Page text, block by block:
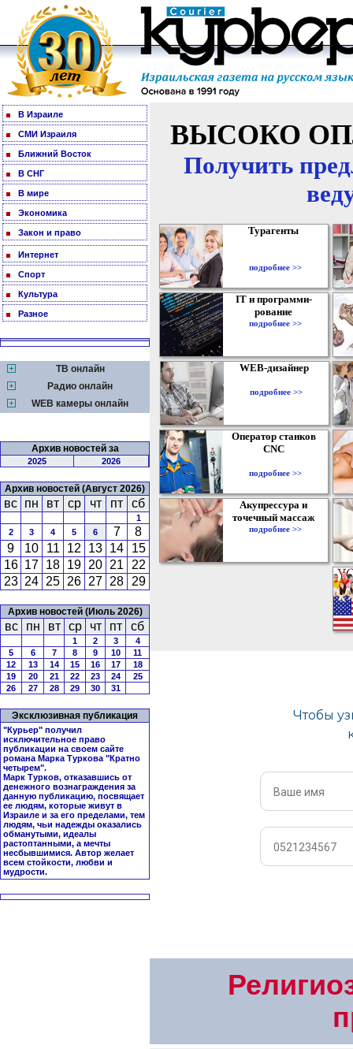
В Израиле
СМИ Израиля
Ближний Восток
В СНГ
В мире
Экономика
Закон и право
Интернет
Спорт
Культура
Разное
ТВ онлайн
Радио онлайн
WEB камеры онлайн
Архив новостей за
2025 2026
Архив новостей (Август 2026)
вс пн вт ср чт пт сб
1
2
3 4 5 6 7
8
9
10 11 12 13 14
15
16 17 18 19 20 21
22
23 24 25 26 27 28 29
Архив новостей (Июль 2026)
вс пн вт ср чт пт сб
1 2 3
4
5
6 7 8 9 10
11
12
13 14 15 16 17
18
19
20 21 22 23 24
25
26
27 28 29 30 31
Эксклюзивная публикация
"Курьер" получил
исключительное право
публикации на своем сайте
романа Марка Туркова "Кратно
четырем".
Марк Турков, отказавшись от
денежного вознаграждения за
данную публикацию, посвящает
ее людям, которые живут в
Израиле и за его пределами, тем
людям, чьи надежды оказались
обманутыми, идеалы
растоптанными, а мечты
несбывшимися. Автор желает
всем стойкости, любви и
мудрости.
ВЫСОКО
Получить
Турагенты
подробнее >>
IT и программи-
рование
подробнее >>
WEB-дизайнер
подробнее >>
Оператор станков
CNC
подробнее >>
Акупрессура и
точечный массаж
подробнее >>